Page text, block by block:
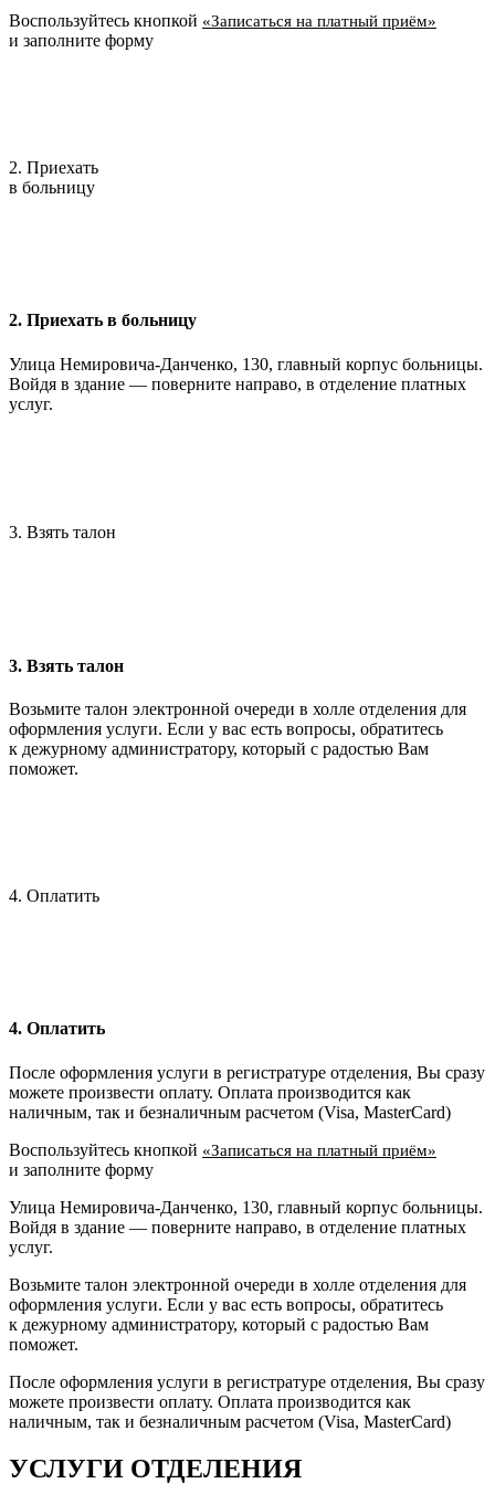
Воспользуйтесь кнопкой «Записаться на платный приём»
и заполните форму
2. Приехать
в больницу
2. Приехать в больницу
Улица Немировича-Данченко, 130, главный корпус больницы.
Войдя в здание — поверните направо, в отделение платных
услуг.
3. Взять талон
3. Взять талон
Возьмите талон электронной очереди в холле отделения для
оформления услуги. Если у вас есть вопросы, обратитесь
к дежурному администратору, который с радостью Вам
поможет.
4. Оплатить
4. Оплатить
После оформления услуги в регистратуре отделения, Вы сразу
можете произвести оплату. Оплата производится как
наличным, так и безналичным расчетом (Visa, MasterCard)
Воспользуйтесь кнопкой «Записаться на платный приём»
и заполните форму
Улица Немировича-Данченко, 130, главный корпус больницы.
Войдя в здание — поверните направо, в отделение платных
услуг.
Возьмите талон электронной очереди в холле отделения для
оформления услуги. Если у вас есть вопросы, обратитесь
к дежурному администратору, который с радостью Вам
поможет.
После оформления услуги в регистратуре отделения, Вы сразу
можете произвести оплату. Оплата производится как
наличным, так и безналичным расчетом (Visa, MasterCard)
УСЛУГИ ОТДЕЛЕНИЯ